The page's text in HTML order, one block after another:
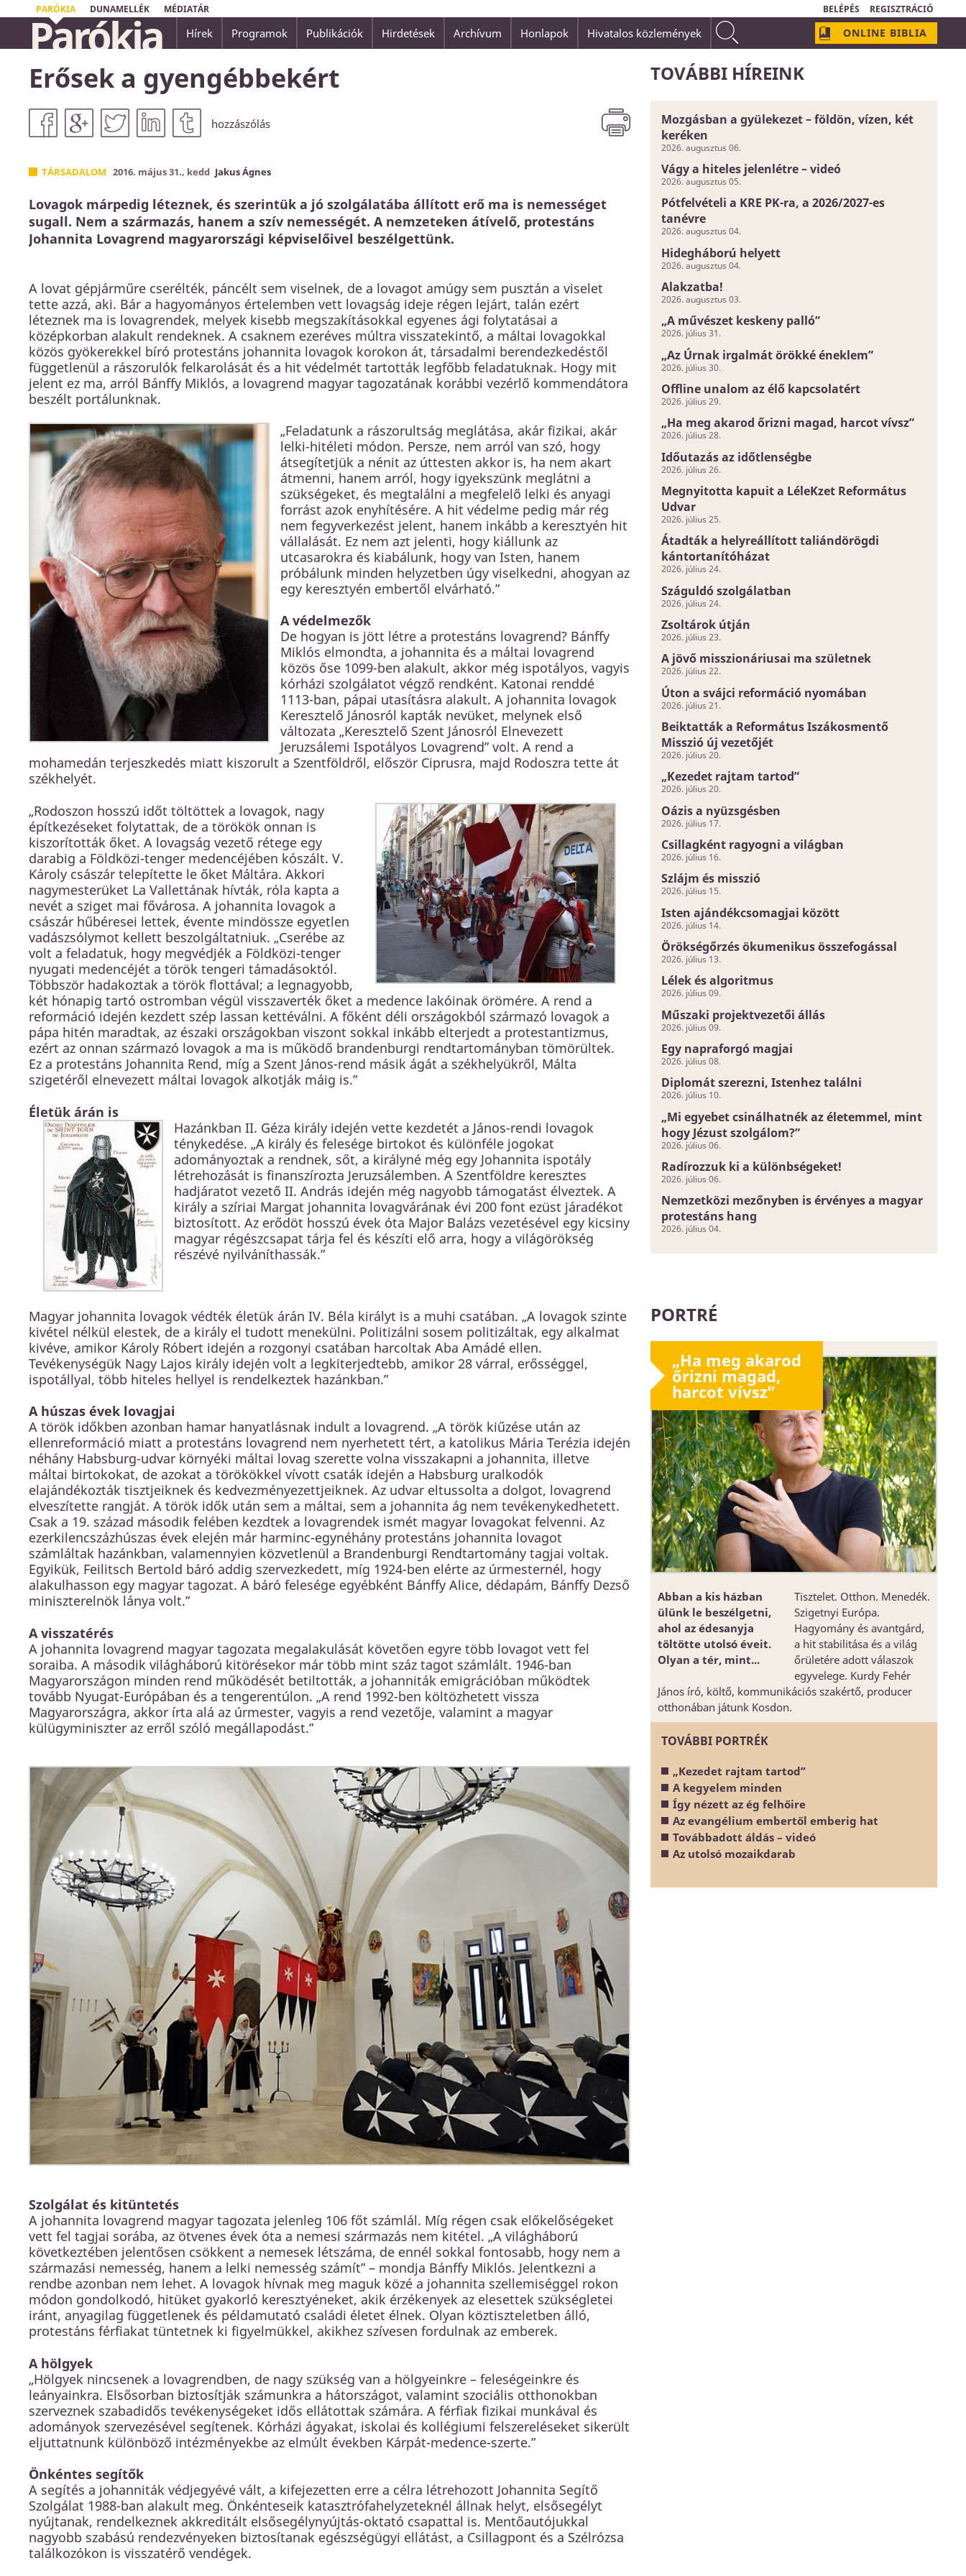
PARÓKIA DUNAMELLÉK MÉDIATÁR BELÉPÉS REGISZTRÁCIÓ
...nincsen üdvösség senki másban, mert nem is adatott az
embereknek az ég alatt másnév, amely által üdvözülhetnénk.
Apostolok Cselekedetei 4,12
"Isten szeretete nem valami homályos és bizonytalan dolog;Isten szeretetének neve van:
Parókia Hírek Programok Publikációk Hirdetések Archívum Honlapok Hivatalos közlemények ONLINE BIBLIA
Erősek a gyengébbekért
hozzászólás
TÁRSADALOM 2016. május 31., kedd Jakus Ágnes
Lovagok márpedig léteznek, és szerintük a jó szolgálatába állított erő ma is nemességet
sugall. Nem a származás, hanem a szív nemességét. A nemzeteken átívelő, protestáns
Johannita Lovagrend magyarországi képviselőivel beszélgettünk.
A lovat gépjárműre cserélték, páncélt sem viselnek, de a lovagot amúgy sem pusztán a viselet
tette azzá, aki. Bár a hagyományos értelemben vett lovagság ideje régen lejárt, talán ezért
léteznek ma is lovagrendek, melyek kisebb megszakításokkal egyenes ági folytatásai a
középkorban alakult rendeknek. A csaknem ezeréves múltra visszatekintő, a máltai lovagokkal
közös gyökerekkel bíró protestáns johannita lovagok korokon át, társadalmi berendezkedéstől
függetlenül a rászorulók felkarolását és a hit védelmét tartották legfőbb feladatuknak. Hogy mit
jelent ez ma, arról Bánffy Miklós, a lovagrend magyar tagozatának korábbi vezérlő kommendátora
beszélt portálunknak.
„Feladatunk a rászorultság meglátása, akár fizikai, akár
lelki-hitéleti módon. Persze, nem arról van szó, hogy
átsegítetjük a nénit az úttesten akkor is, ha nem akart
átmenni, hanem arról, hogy igyekszünk meglátni a
szükségeket, és megtalálni a megfelelő lelki és anyagi
forrást azok enyhítésére. A hit védelme pedig már rég
nem fegyverkezést jelent, hanem inkább a keresztyén hit
vállalását. Ez nem azt jelenti, hogy kiállunk az
utcasarokra és kiabálunk, hogy van Isten, hanem
próbálunk minden helyzetben úgy viselkedni, ahogyan az
egy keresztyén embertől elvárható.”
A védelmezők
De hogyan is jött létre a protestáns lovagrend? Bánffy
Miklós elmondta, a johannita és a máltai lovagrend
közös őse 1099-ben alakult, akkor még ispotályos, vagyis
kórházi szolgálatot végző rendként. Katonai renddé
1113-ban, pápai utasításra alakult. A johannita lovagok
Keresztelő Jánosról kapták nevüket, melynek első
változata „Keresztelő Szent Jánosról Elnevezett
Jeruzsálemi Ispotályos Lovagrend” volt. A rend a
mohamedán terjeszkedés miatt kiszorult a Szentföldről, először Ciprusra, majd Rodoszra tette át
székhelyét.
„Rodoszon hosszú időt töltöttek a lovagok, nagy
építkezéseket folytattak, de a törökök onnan is
kiszorították őket. A lovagság vezető rétege egy
darabig a Földközi-tenger medencéjében kószált. V.
Károly császár telepítette le őket Máltára. Akkori
nagymesterüket La Vallettának hívták, róla kapta a
nevét a sziget mai fővárosa. A johannita lovagok a
császár hűbéresei lettek, évente mindössze egyetlen
vadászsólymot kellett beszolgáltatniuk. „Cserébe az
volt a feladatuk, hogy megvédjék a Földközi-tenger
nyugati medencéjét a török tengeri támadásoktól.
Többször hadakoztak a török flottával; a legnagyobb,
két hónapig tartó ostromban végül visszaverték őket a medence lakóinak örömére. A rend a
reformáció idején kezdett szép lassan kettéválni. A főként déli országokból származó lovagok a
pápa hitén maradtak, az északi országokban viszont sokkal inkább elterjedt a protestantizmus,
ezért az onnan származó lovagok a ma is működő brandenburgi rendtartományban tömörültek.
Ez a protestáns Johannita Rend, míg a Szent János-rend másik ágát a székhelyükről, Málta
szigetéről elnevezett máltai lovagok alkotják máig is.”
Életük árán is
Hazánkban II. Géza király idején vette kezdetét a János-rendi lovagok
ténykedése. „A király és felesége birtokot és különféle jogokat
adományoztak a rendnek, sőt, a királyné még egy Johannita ispotály
létrehozását is finanszírozta Jeruzsálemben. A Szentföldre keresztes
hadjáratot vezető II. András idején még nagyobb támogatást élveztek. A
király a szíriai Margat johannita lovagvárának évi 200 font ezüst járadékot
biztosított. Az erődöt hosszú évek óta Major Balázs vezetésével egy kicsiny
magyar régészcsapat tárja fel és készíti elő arra, hogy a világörökség
részévé nyilváníthassák.”
Magyar johannita lovagok védték életük árán IV. Béla királyt is a muhi csatában. „A lovagok szinte
kivétel nélkül elestek, de a király el tudott menekülni. Politizálni sosem politizáltak, egy alkalmat
kivéve, amikor Károly Róbert idején a rozgonyi csatában harcoltak Aba Amádé ellen.
Tevékenységük Nagy Lajos király idején volt a legkiterjedtebb, amikor 28 várral, erősséggel,
ispotállyal, több hiteles hellyel is rendelkeztek hazánkban.”
A húszas évek lovagjai
A török időkben azonban hamar hanyatlásnak indult a lovagrend. „A török kiűzése után az
ellenreformáció miatt a protestáns lovagrend nem nyerhetett tért, a katolikus Mária Terézia idején
néhány Habsburg-udvar környéki máltai lovag szerette volna visszakapni a johannita, illetve
máltai birtokokat, de azokat a törökökkel vívott csaták idején a Habsburg uralkodók
elajándékozták tisztjeiknek és kedvezményezettjeiknek. Az udvar eltussolta a dolgot, lovagrend
elveszítette rangját. A török idők után sem a máltai, sem a johannita ág nem tevékenykedhetett.
Csak a 19. század második felében kezdtek a lovagrendek ismét magyar lovagokat felvenni. Az
ezerkilencszázhúszas évek elején már harminc-egynéhány protestáns johannita lovagot
számláltak hazánkban, valamennyien közvetlenül a Brandenburgi Rendtartomány tagjai voltak.
Egyikük, Feilitsch Bertold báró addig szervezkedett, míg 1924-ben elérte az úrmesternél, hogy
alakulhasson egy magyar tagozat. A báró felesége egyébként Bánffy Alice, dédapám, Bánffy Dezső
miniszterelnök lánya volt.”
A visszatérés
A johannita lovagrend magyar tagozata megalakulását követően egyre több lovagot vett fel
soraiba. A második világháború kitörésekor már több mint száz tagot számlált. 1946-ban
Magyarországon minden rend működését betiltották, a johanniták emigrációban működtek
tovább Nyugat-Európában és a tengerentúlon. „A rend 1992-ben költözhetett vissza
Magyarországra, akkor írta alá az úrmester, vagyis a rend vezetője, valamint a magyar
külügyminiszter az erről szóló megállapodást.”
Szolgálat és kitüntetés
A johannita lovagrend magyar tagozata jelenleg 106 főt számlál. Míg régen csak előkelőségeket
vett fel tagjai sorába, az ötvenes évek óta a nemesi származás nem kitétel. „A világháború
következtében jelentősen csökkent a nemesek létszáma, de ennél sokkal fontosabb, hogy nem a
származási nemesség, hanem a lelki nemesség számít” – mondja Bánffy Miklós. Jelentkezni a
rendbe azonban nem lehet. A lovagok hívnak meg maguk közé a johannita szellemiséggel rokon
módon gondolkodó, hitüket gyakorló keresztyéneket, akik érzékenyek az elesettek szükségletei
iránt, anyagilag függetlenek és példamutató családi életet élnek. Olyan köztiszteletben álló,
protestáns férfiakat tüntetnek ki figyelmükkel, akikhez szívesen fordulnak az emberek.
A hölgyek
„Hölgyek nincsenek a lovagrendben, de nagy szükség van a hölgyeinkre – feleségeinkre és
leányainkra. Elsősorban biztosítják számunkra a hátországot, valamint szociális otthonokban
szerveznek szabadidős tevékenységeket idős ellátottak számára. A férfiak fizikai munkával és
adományok szervezésével segítenek. Kórházi ágyakat, iskolai és kollégiumi felszereléseket sikerült
eljuttatnunk különböző intézményekbe az elmúlt években Kárpát-medence-szerte.”
Önkéntes segítők
A segítés a johanniták védjegyévé vált, a kifejezetten erre a célra létrehozott Johannita Segítő
Szolgálat 1988-ban alakult meg. Önkénteseik katasztrófahelyzeteknél állnak helyt, elsősegélyt
nyújtanak, rendelkeznek akkreditált elsősegélynyújtás-oktató csapattal is. Mentőautójukkal
nagyobb szabású rendezvényeken biztosítanak egészségügyi ellátást, a Csillagpont és a Szélrózsa
találkozókon is visszatérő vendégek.
TOVÁBBI HÍREINK
Mozgásban a gyülekezet – földön, vízen, két
keréken
2026. augusztus 06.
Vágy a hiteles jelenlétre – videó
2026. augusztus 05.
Pótfelvételi a KRE PK-ra, a 2026/2027-es
tanévre
2026. augusztus 04.
Hidegháború helyett
2026. augusztus 04.
Alakzatba!
2026. augusztus 03.
„A művészet keskeny palló”
2026. július 31.
„Az Úrnak irgalmát örökké éneklem”
2026. július 30.
Offline unalom az élő kapcsolatért
2026. július 29.
„Ha meg akarod őrizni magad, harcot vívsz”
2026. július 28.
Időutazás az időtlenségbe
2026. július 26.
Megnyitotta kapuit a LéleKzet Református
Udvar
2026. július 25.
Átadták a helyreállított taliándörögdi
kántortanítóházat
2026. július 24.
Száguldó szolgálatban
2026. július 24.
Zsoltárok útján
2026. július 23.
A jövő misszionáriusai ma születnek
2026. július 22.
Úton a svájci reformáció nyomában
2026. július 21.
Beiktatták a Református Iszákosmentő
Misszió új vezetőjét
2026. július 20.
„Kezedet rajtam tartod”
2026. július 20.
Oázis a nyüzsgésben
2026. július 17.
Csillagként ragyogni a világban
2026. július 16.
Szlájm és misszió
2026. július 15.
Isten ajándékcsomagjai között
2026. július 14.
Örökségőrzés ökumenikus összefogással
2026. július 13.
Lélek és algoritmus
2026. július 09.
Műszaki projektvezetői állás
2026. július 09.
Egy napraforgó magjai
2026. július 08.
Diplomát szerezni, Istenhez találni
2026. július 10.
„Mi egyebet csinálhatnék az életemmel, mint
hogy Jézust szolgálom?”
2026. július 06.
Radírozzuk ki a különbségeket!
2026. július 06.
Nemzetközi mezőnyben is érvényes a magyar
protestáns hang
2026. július 04.
PORTRÉ
„Ha meg akarod
őrizni magad,
harcot vívsz”
Abban a kis házban
ülünk le beszélgetni,
ahol az édesanyja
töltötte utolsó éveit.
Olyan a tér, mint...
Tisztelet. Otthon. Menedék.
Szigetnyi Európa.
Hagyomány és avantgárd,
a hit stabilitása és a világ
őrületére adott válaszok
egyvelege. Kurdy Fehér
János író, költő, kommunikációs szakértő, producer
otthonában játunk Kosdon.
TOVÁBBI PORTRÉK
„Kezedet rajtam tartod”
A kegyelem minden
Így nézett az ég felhőire
Az evangélium embertől emberig hat
Továbbadott áldás – videó
Az utolsó mozaikdarab